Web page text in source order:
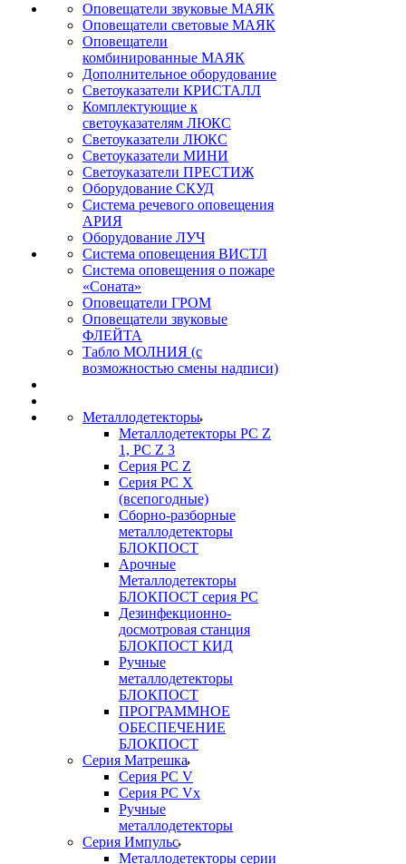
Оповещатели звуковые МАЯК
Оповещатели световые МАЯК
Оповещатели
комбинированные МАЯК
Дополнительное оборудование
Светоуказатели КРИСТАЛЛ
Комплектующие к
светоуказателям ЛЮКС
Светоуказатели ЛЮКС
Светоуказатели МИНИ
Светоуказатели ПРЕСТИЖ
Оборудование СКУД
Система речевого оповещения
АРИЯ
Оборудование ЛУЧ
Система оповещения ВИСТЛ
Система оповещения о пожаре
«Соната»
Оповещатели ГРОМ
Оповещатели звуковые
ФЛЕЙТА
Табло МОЛНИЯ (с
возможностью смены надписи)
Металлодетекторы
Металлодетекторы РС Z
1, PC Z 3
Серия РС Z
Серия РС X
(всепогодные)
Сборно-разборные
металлодетекторы
БЛОКПОСТ
Арочные
Металлодетекторы
БЛОКПОСТ серия РС
Дезинфекционно-
досмотровая станция
БЛОКПОСТ КИД
Ручные
металлодетекторы
БЛОКПОСТ
ПРОГРАММНОЕ
ОБЕСПЕЧЕНИЕ
БЛОКПОСТ
Серия Матрешка
Серия PC V
Серия PC Vx
Ручные
металлодетекторы
Серия Импульс
Металлодетекторы серии